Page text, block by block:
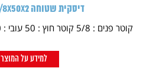
דיסקית שטוחה 5/8X50X2 - מגולוון
קוטר פנים : 5/8 קוטר חוץ : 50 עובי : 1.5-2.0 כמות בקופסא...
למידע על המוצר